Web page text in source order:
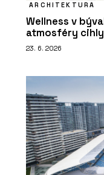
ARCHITEKTURA
Wellness v
atmosféry
23. 6. 2026